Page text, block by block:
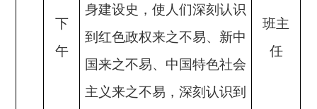
下
午
身建设史，使人们深刻认识
到红色政权来之不易、新中
国来之不易、中国特色社会
主义来之不易，深刻认识到
班主
任